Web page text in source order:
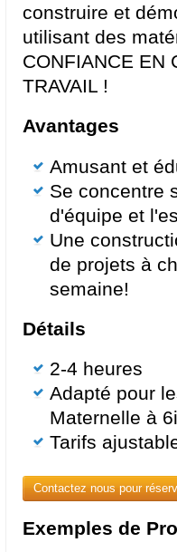
construire et
utilisant des
CONFIANCE EN
TRAVAIL !
Avantages
Amusant et
Se concentre
d'équipe et
Une
de projets à
semaine!
Détails
2-4 heures
Adapté pour
Maternelle à
Tarifs
Contactez nous pour
Exemples de